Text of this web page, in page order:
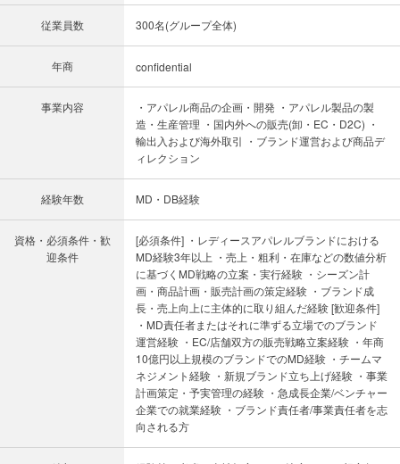
従業員数 300名(グループ全体)
年商 confidential
事業内容
・アパレル商品の企画・開発 ・アパレル製品の製
造・生産管理 ・国内外への販売(卸・EC・D2C) ・
輸出入および海外取引 ・ブランド運営および商品デ
ィレクション
経験年数 MD・DB経験
資格・必須条件・歓
迎条件
[必須条件] ・レディースアパレルブランドにおける
MD経験3年以上 ・売上・粗利・在庫などの数値分析
に基づくMD戦略の立案・実行経験 ・シーズン計
画・商品計画・販売計画の策定経験 ・ブランド成
長・売上向上に主体的に取り組んだ経験 [歓迎条件]
・MD責任者またはそれに準ずる立場でのブランド
運営経験 ・EC/店舗双方の販売戦略立案経験 ・年商
10億円以上規模のブランドでのMD経験 ・チームマ
ネジメント経験 ・新規ブランド立ち上げ経験 ・事業
計画策定・予実管理の経験 ・急成長企業/ベンチャー
企業での就業経験 ・ブランド責任者/事業責任者を志
向される方